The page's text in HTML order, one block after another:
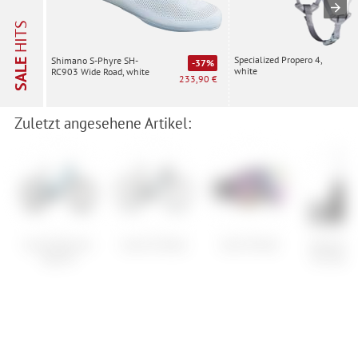
SALE
HITS
Shimano S-Phyre SH-
RC903 Wide Road, white
-37%
233,90 €
Specialized Propero 4,
white
Zuletzt angesehene Artikel: